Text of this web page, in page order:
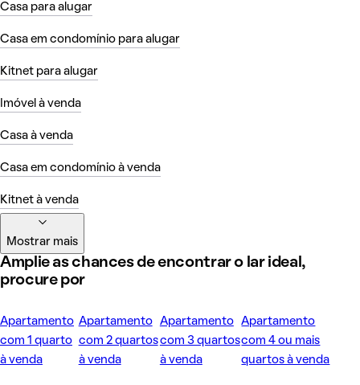
Casa para alugar
Casa em condomínio para alugar
Kitnet para alugar
Imóvel à venda
Casa à venda
Casa em condomínio à venda
Kitnet à venda
Mostrar mais
Amplie as chances de encontrar o lar ideal,
procure por
Apartamento
com 1 quarto
à venda
Apartamento
com 2 quartos
à venda
Apartamento
com 3 quartos
à venda
Apartamento
com 4 ou mais
quartos à venda